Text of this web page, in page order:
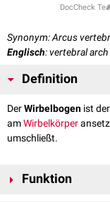
DocCheck
Synonym: Arcus
Englisch: vertebral arch
Definition
DerWirbelbogen ist
amWirbelkörper
umschließt.
Funktion